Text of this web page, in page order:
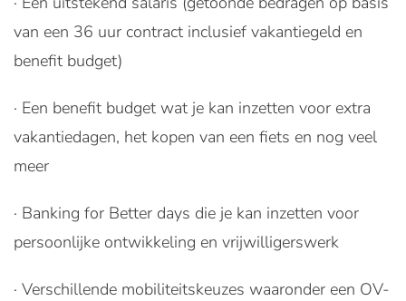
van een 36 uur contract inclusief vakantiegeld en
benefit budget)
· Een benefit budget wat je kan inzetten voor extra
vakantiedagen, het kopen van een fiets en nog veel
meer
· Banking for Better days die je kan inzetten voor
persoonlijke ontwikkeling en vrijwilligerswerk
· Verschillende mobiliteitskeuzes waaronder een OV-